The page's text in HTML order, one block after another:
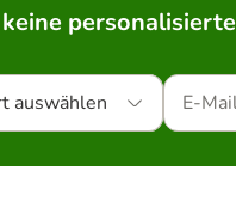
auswählen